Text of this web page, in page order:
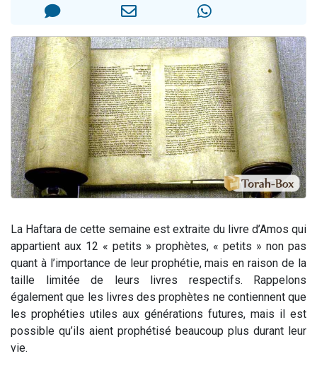
Il reste 49 places pour étudier en groupe sur Zoom
2 personnes viennent de nous rejoindre sur WhatsApp
2 nouvelles musiques dans Torah-Box Music
6 personnes viennent de nous rejoindre sur WhatsApp
La Haftara de cette semaine est extraite du livre d’Amos qui
appartient aux 12 « petits » prophètes, « petits » non pas
quant à l’importance de leur prophétie, mais en raison de la
taille limitée de leurs livres respectifs. Rappelons
également que les livres des prophètes ne contiennent que
les prophéties utiles aux générations futures, mais il est
possible qu’ils aient prophétisé beaucoup plus durant leur
vie.